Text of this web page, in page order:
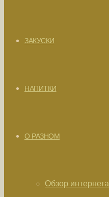
ЗАКУСКИ
НАПИТКИ
О РАЗНОМ
Обзор интернета